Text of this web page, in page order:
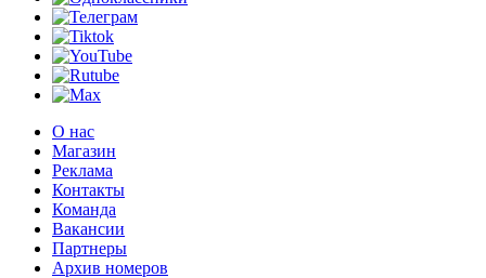
О нас
Магазин
Реклама
Контакты
Команда
Вакансии
Партнеры
Архив номеров